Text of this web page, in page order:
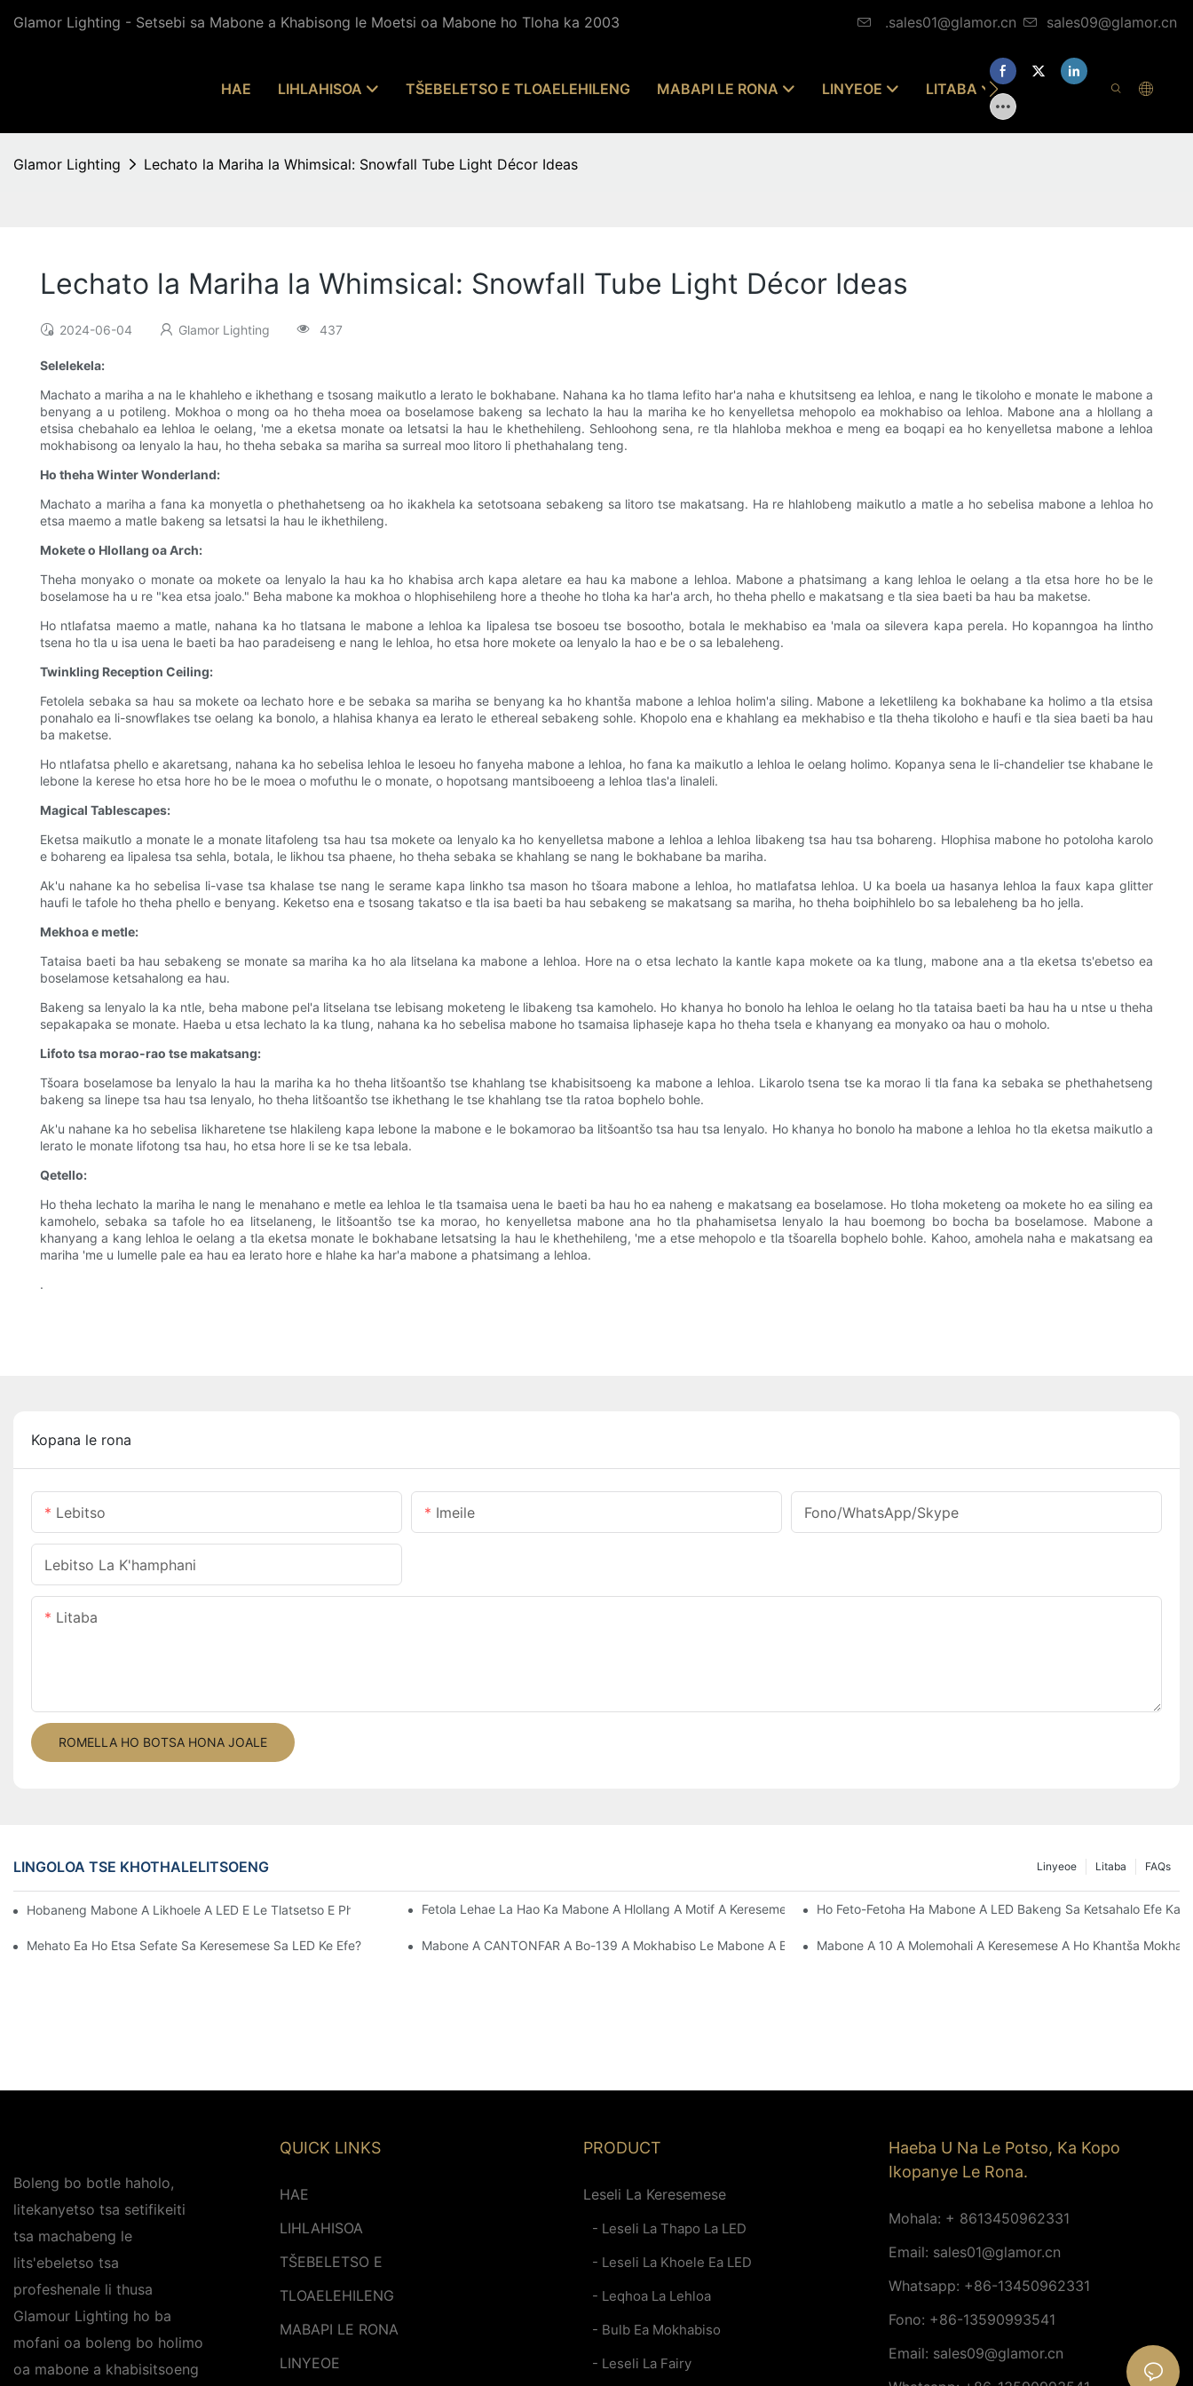
Glamor Lighting - Setsebi sa Mabone a Khabisong le Moetsi oa Mabone ho Tloha ka 2003 .sales01@glamor.cn sales09@glamor.cn
HAE LIHLAHISOA TŠEBELETSO E TLOAELEHILENG MABAPI LE RONA LINYEOE LITABA ITEANYE LE RONA
Glamor Lighting Lechato la Mariha la Whimsical: Snowfall Tube Light Décor Ideas
Lechato la Mariha la Whimsical: Snowfall Tube Light Décor Ideas
2024-06-04 Glamor Lighting 437
Selelekela:
Machato a mariha a na le khahleho e ikhethang e tsosang maikutlo a lerato le bokhabane. Nahana ka ho tlama lefito har'a naha e khutsitseng ea lehloa, e nang le tikoloho e monate le mabone a
benyang a u potileng. Mokhoa o mong oa ho theha moea oa boselamose bakeng sa lechato la hau la mariha ke ho kenyelletsa mehopolo ea mokhabiso oa lehloa. Mabone ana a hlollang a
etsisa chebahalo ea lehloa le oelang, 'me a eketsa monate oa letsatsi la hau le khethehileng. Sehloohong sena, re tla hlahloba mekhoa e meng ea boqapi ea ho kenyelletsa mabone a lehloa
mokhabisong oa lenyalo la hau, ho theha sebaka sa mariha sa surreal moo litoro li phethahalang teng.
Ho theha Winter Wonderland:
Machato a mariha a fana ka monyetla o phethahetseng oa ho ikakhela ka setotsoana sebakeng sa litoro tse makatsang. Ha re hlahlobeng maikutlo a matle a ho sebelisa mabone a lehloa ho
etsa maemo a matle bakeng sa letsatsi la hau le ikhethileng.
Mokete o Hlollang oa Arch:
Theha monyako o monate oa mokete oa lenyalo la hau ka ho khabisa arch kapa aletare ea hau ka mabone a lehloa. Mabone a phatsimang a kang lehloa le oelang a tla etsa hore ho be le
boselamose ha u re "kea etsa joalo." Beha mabone ka mokhoa o hlophisehileng hore a theohe ho tloha ka har'a arch, ho theha phello e makatsang e tla siea baeti ba hau ba maketse.
Ho ntlafatsa maemo a matle, nahana ka ho tlatsana le mabone a lehloa ka lipalesa tse bosoeu tse bosootho, botala le mekhabiso ea 'mala oa silevera kapa perela. Ho kopanngoa ha lintho
tsena ho tla u isa uena le baeti ba hao paradeiseng e nang le lehloa, ho etsa hore mokete oa lenyalo la hao e be o sa lebaleheng.
Twinkling Reception Ceiling:
Fetolela sebaka sa hau sa mokete oa lechato hore e be sebaka sa mariha se benyang ka ho khantša mabone a lehloa holim'a siling. Mabone a leketlileng ka bokhabane ka holimo a tla etsisa
ponahalo ea li-snowflakes tse oelang ka bonolo, a hlahisa khanya ea lerato le ethereal sebakeng sohle. Khopolo ena e khahlang ea mekhabiso e tla theha tikoloho e haufi e tla siea baeti ba hau
ba maketse.
Ho ntlafatsa phello e akaretsang, nahana ka ho sebelisa lehloa le lesoeu ho fanyeha mabone a lehloa, ho fana ka maikutlo a lehloa le oelang holimo. Kopanya sena le li-chandelier tse khabane le
lebone la kerese ho etsa hore ho be le moea o mofuthu le o monate, o hopotsang mantsiboeeng a lehloa tlas'a linaleli.
Magical Tablescapes:
Eketsa maikutlo a monate le a monate litafoleng tsa hau tsa mokete oa lenyalo ka ho kenyelletsa mabone a lehloa a lehloa libakeng tsa hau tsa bohareng. Hlophisa mabone ho potoloha karolo
e bohareng ea lipalesa tsa sehla, botala, le likhou tsa phaene, ho theha sebaka se khahlang se nang le bokhabane ba mariha.
Ak'u nahane ka ho sebelisa li-vase tsa khalase tse nang le serame kapa linkho tsa mason ho tšoara mabone a lehloa, ho matlafatsa lehloa. U ka boela ua hasanya lehloa la faux kapa glitter
haufi le tafole ho theha phello e benyang. Keketso ena e tsosang takatso e tla isa baeti ba hau sebakeng se makatsang sa mariha, ho theha boiphihlelo bo sa lebaleheng ba ho jella.
Mekhoa e metle:
Tataisa baeti ba hau sebakeng se monate sa mariha ka ho ala litselana ka mabone a lehloa. Hore na o etsa lechato la kantle kapa mokete oa ka tlung, mabone ana a tla eketsa ts'ebetso ea
boselamose ketsahalong ea hau.
Bakeng sa lenyalo la ka ntle, beha mabone pel'a litselana tse lebisang moketeng le libakeng tsa kamohelo. Ho khanya ho bonolo ha lehloa le oelang ho tla tataisa baeti ba hau ha u ntse u theha
sepakapaka se monate. Haeba u etsa lechato la ka tlung, nahana ka ho sebelisa mabone ho tsamaisa liphaseje kapa ho theha tsela e khanyang ea monyako oa hau o moholo.
Lifoto tsa morao-rao tse makatsang:
Tšoara boselamose ba lenyalo la hau la mariha ka ho theha litšoantšo tse khahlang tse khabisitsoeng ka mabone a lehloa. Likarolo tsena tse ka morao li tla fana ka sebaka se phethahetseng
bakeng sa linepe tsa hau tsa lenyalo, ho theha litšoantšo tse ikhethang le tse khahlang tse tla ratoa bophelo bohle.
Ak'u nahane ka ho sebelisa likharetene tse hlakileng kapa lebone la mabone e le bokamorao ba litšoantšo tsa hau tsa lenyalo. Ho khanya ho bonolo ha mabone a lehloa ho tla eketsa maikutlo a
lerato le monate lifotong tsa hau, ho etsa hore li se ke tsa lebala.
Qetello:
Ho theha lechato la mariha le nang le menahano e metle ea lehloa le tla tsamaisa uena le baeti ba hau ho ea naheng e makatsang ea boselamose. Ho tloha moketeng oa mokete ho ea siling ea
kamohelo, sebaka sa tafole ho ea litselaneng, le litšoantšo tse ka morao, ho kenyelletsa mabone ana ho tla phahamisetsa lenyalo la hau boemong bo bocha ba boselamose. Mabone a
khanyang a kang lehloa le oelang a tla eketsa monate le bokhabane letsatsing la hau le khethehileng, 'me a etse mehopolo e tla tšoarella bophelo bohle. Kahoo, amohela naha e makatsang ea
mariha 'me u lumelle pale ea hau ea lerato hore e hlahe ka har'a mabone a phatsimang a lehloa.
.
Kopana le rona
Lebitso Imeile Fono/WhatsApp/Skype
Lebitso La K'hamphani
Litaba
ROMELLA HO BOTSA HONA JOALE
LINGOLOA TSE KHOTHALELITSOENG FAQs
Litaba
Linyeoe
Hobaneng Mabone A Likhoele A LED E Le Tlatsetso E Phethahetseng Mekhabisong Ea Hao Ea Matsatsi A Phomolo
Fetola Lehae La Hao Ka Mabone A Hlollang A Motif A Keresemese Ho Feto-Fetoha Ha Mabone A LED Bakeng Sa Ketsahalo Efe
Mehato Ea Ho Etsa Sefate Sa Keresemese Sa LED Ke Efe? Mabone A CANTONFAR A Bo-139 A Mokhabiso Le Mabone A Bonts'a Lebone La LED, Ketane Ea Mabone Bakeng Sa Moaho Kapa
Mabone A 10 A Molemohali A Keresemese A Ho Khantša
Boleng bo botle haholo,
litekanyetso tsa setifikeiti
tsa machabeng le
lits'ebeletso tsa
profeshenale li thusa
Glamour Lighting ho ba
mofani oa boleng bo holimo
oa mabone a khabisitsoeng
QUICK LINKS
HAE
LIHLAHISOA
TŠEBELETSO E
TLOAELEHILENG
MABAPI LE RONA
LINYEOE
PRODUCT
Leseli La Keresemese
- Leseli La Thapo La LED
- Leseli La Khoele Ea LED
- Leqhoa La Lehloa
- Bulb Ea Mokhabiso
- Leseli La Fairy
Haeba U Na Le Potso, Ka Kopo
Ikopanye Le Rona.
Mohala: + 8613450962331
Email: sales01@glamor.cn
Whatsapp: +86-13450962331
Fono: +86-13590993541
Email: sales09@glamor.cn